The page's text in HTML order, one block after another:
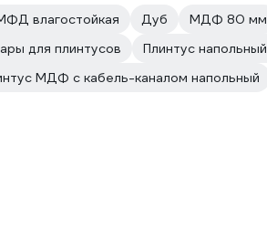
влагостойкая Дуб
МДФ 80 мм
для плинтусов
Плинтус
МДФ с кабель-каналом напольный